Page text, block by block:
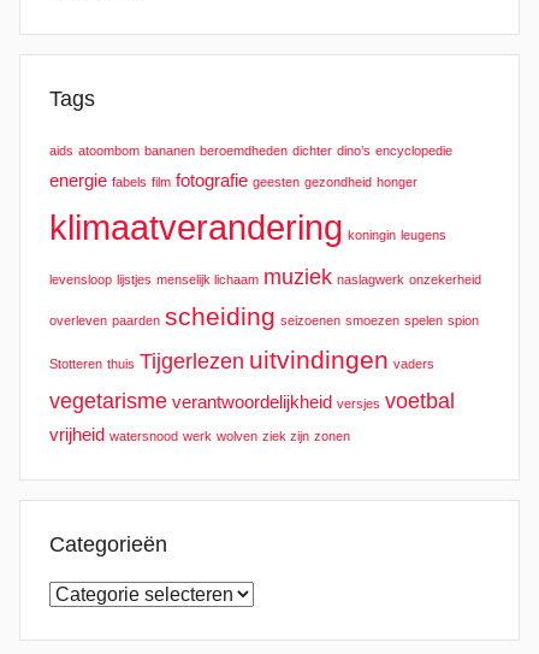
Tags
aids atoombom bananen beroemdheden dichter dino’s encyclopedie
energie fabels film fotografie geesten gezondheid honger
klimaatverandering koningin leugens
levensloop lijstjes menselijk lichaam muziek naslagwerk onzekerheid
overleven paarden scheiding seizoenen smoezen spelen spion
Stotteren thuis Tijgerlezen uitvindingen vaders
vegetarisme verantwoordelijkheid versjes voetbal
vrijheid watersnood werk wolven ziek zijn zonen
Categorieën
Categorieën